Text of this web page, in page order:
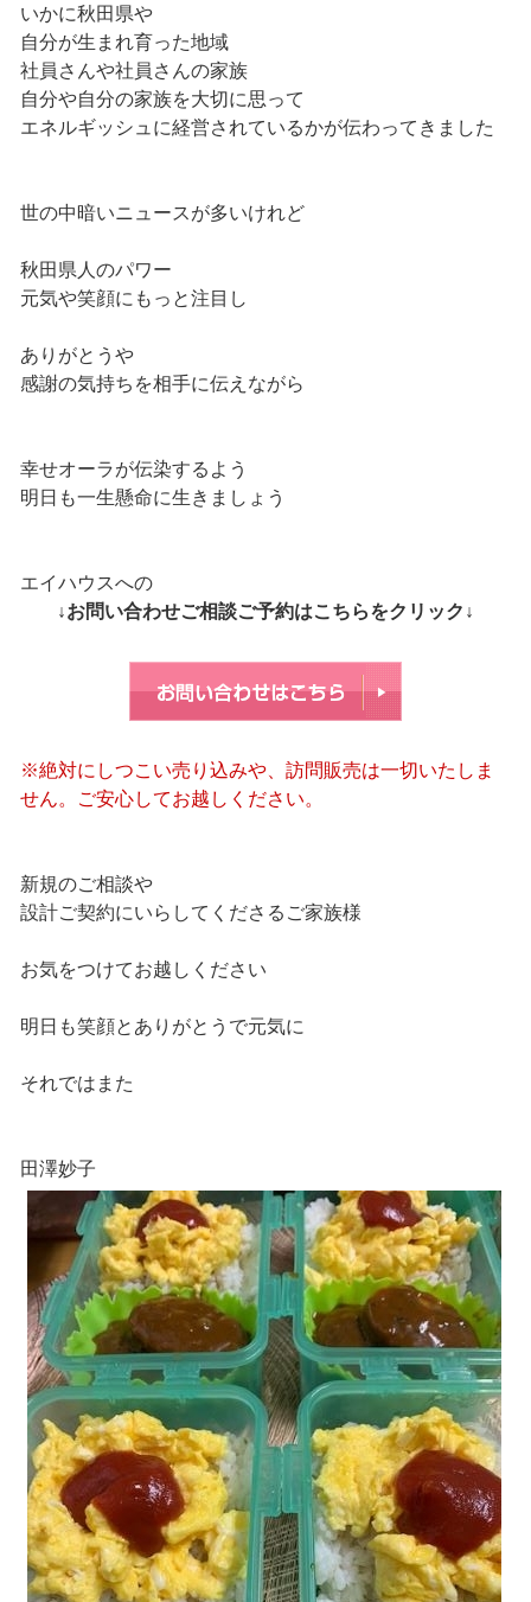
いかに秋田県や
自分が生まれ育った地域
社員さんや社員さんの家族
自分や自分の家族を大切に思って
エネルギッシュに経営されているかが伝わってきました
世の中暗いニュースが多いけれど
秋田県人のパワー
元気や笑顔にもっと注目し
ありがとうや
感謝の気持ちを相手に伝えながら
幸せオーラが伝染するよう
明日も一生懸命に生きましょう
エイハウスへの
↓お問い合わせご相談ご予約はこちらをクリック↓
※絶対にしつこい売り込みや、訪問販売は一切いたしま
せん。ご安心してお越しください。
新規のご相談や
設計ご契約にいらしてくださるご家族様
お気をつけてお越しください
明日も笑顔とありがとうで元気に
それではまた
田澤妙子